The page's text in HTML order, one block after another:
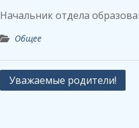
Начальник отдела
Общее
Навигация
Уважаемые родители!